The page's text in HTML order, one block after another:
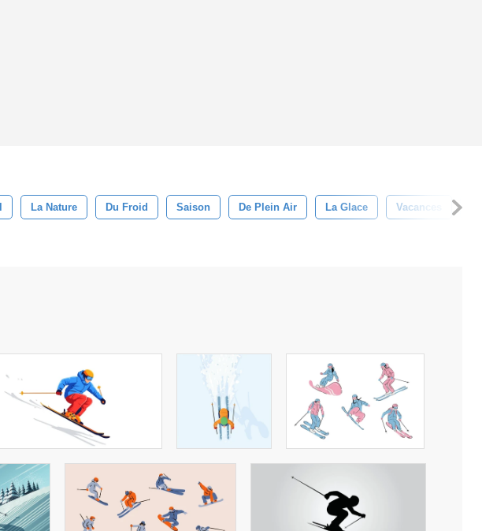
La Nature Du Froid Saison De Plein Air La Glace Vacances